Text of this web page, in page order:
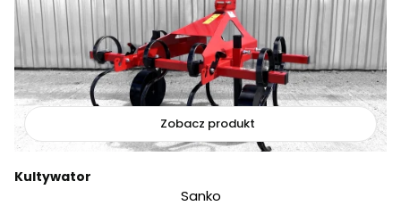
Zobacz produkt
Kultywator
Sanko